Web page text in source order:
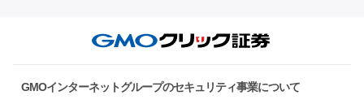
GMOインターネットグループのセキュリティ事業について